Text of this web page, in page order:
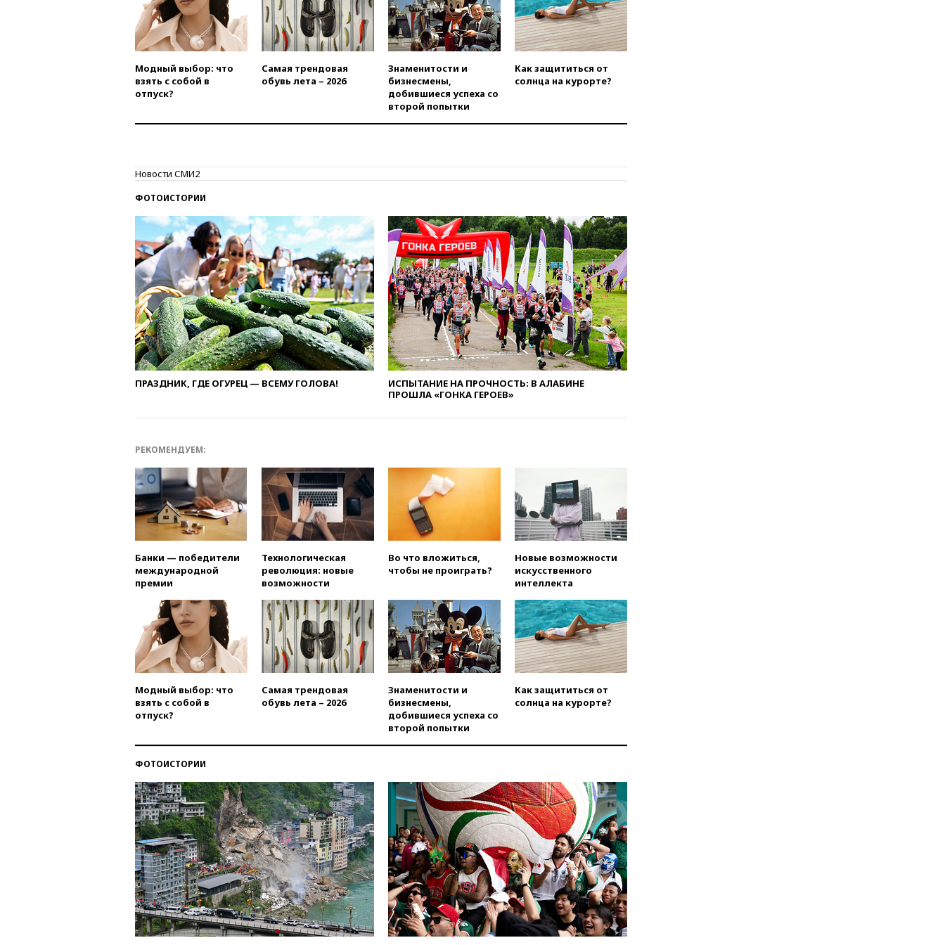
Оренбургской области
вчера, 22:22Минфин: в июле
выросли нефтегазовые
доходы российского бюджета
вчера, 22:15 Аксаков: ЦБ
согласовал первый стандарт
исламского банкинга
вчера, 21:43Организаторы
вчера, 21:35Машков: в РФ
искусства до 2035 года
вчера, 21:21Правительство
РФ разрешило продажу
бензина старых
экологических классов
вчера, 21:15Путин обсудил с
Машковым 150-летие Союза
театральных деятелей
вчера, 20:47Newsweek:
«взрывная» диарея охватила
47 из 50 штатов США
вчера, 20:35
беспилотников
ЧЕ российские синхронистки
вчера, 20:15
ТАСС: жизни
главы «Уралдронзавода»
после взрыва ничего не
угрожает
снова отключилось
электричество
вчера, 20:00Зеленский связал
дефицит ракет с попыткой
Запада принудить Киев к
уступкам
вчера, 19:45Памфилова: ЦИК
примет беспрецедентные
выборов
вчера, 19:35
партийных списков на выборах
прокомментировал первый
номер «Единой России» в
бюллетене
вчера, 19:15 Путин обсудил с
Памфиловой подготовку к
единому дню голосования
вчера, 18:56 Wildberries
отрицает перенос основной
логистики за пределы России
вчера, 18:45Крупнейший
Модный выбор: что
взять с собой в
отпуск?
Самая трендовая
обувь лета – 2026
Знаменитости и
бизнесмены,
добившиеся успеха со
второй попытки
Как защититься от
солнца на курорте?
Новости СМИ2
ФОТОИСТОРИИ
ПРАЗДНИК, ГДЕ ОГУРЕЦ — ВСЕМУ ГОЛОВА!
ИСПЫТАНИЕ НА ПРОЧНОСТЬ: В АЛАБИНЕ
ПРОШЛА «ГОНКА ГЕРОЕВ»
РЕКОМЕНДУЕМ:
Банки — победители
международной
премии
Технологическая
революция: новые
возможности
Во что вложиться,
чтобы не проиграть?
Новые возможности
искусственного
интеллекта
Модный выбор: что
взять с собой в
отпуск?
Самая трендовая
обувь лета – 2026
Знаменитости и
бизнесмены,
добившиеся успеха со
второй попытки
Как защититься от
солнца на курорте?
ФОТОИСТОРИИ